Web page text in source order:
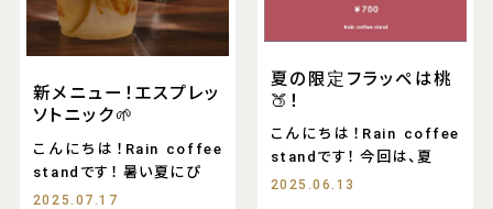
新メニュー！エスプレッ
ソトニック🌱
こんにちは！Rain coffee
standです！ 暑い夏にぴ
2025.07.17
夏の限定フラッペは桃
🍑！
こんにちは！Rain coffee
standです！ 今回は、夏
2025.06.13